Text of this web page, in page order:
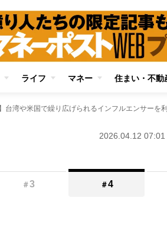
ライフ マネー 住まい・不動
2026.04.12 07:01
＃3 ＃4